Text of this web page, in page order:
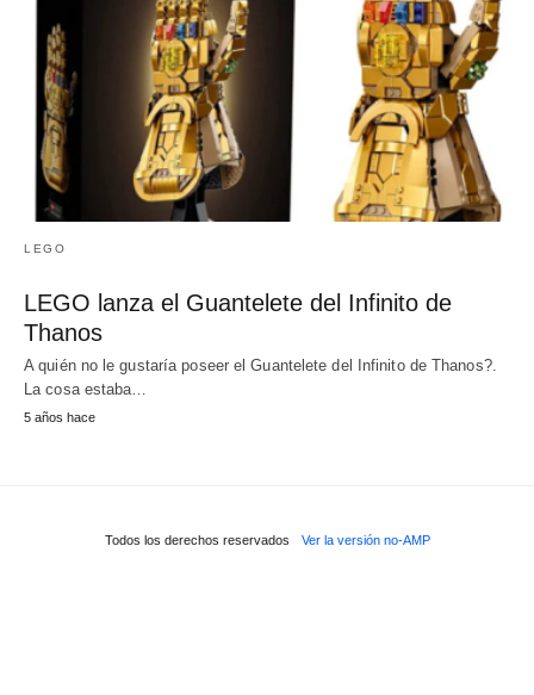
LEGO
LEGO lanza el Guantelete del Infinito de
Thanos
A quién no le gustaría poseer el Guantelete del Infinito de Thanos?.
La cosa estaba…
5 años hace
Todos los derechos reservados Ver la versión no-AMP